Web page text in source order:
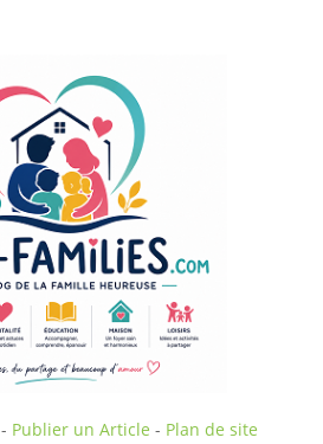
- Publier un Article - Plan de site